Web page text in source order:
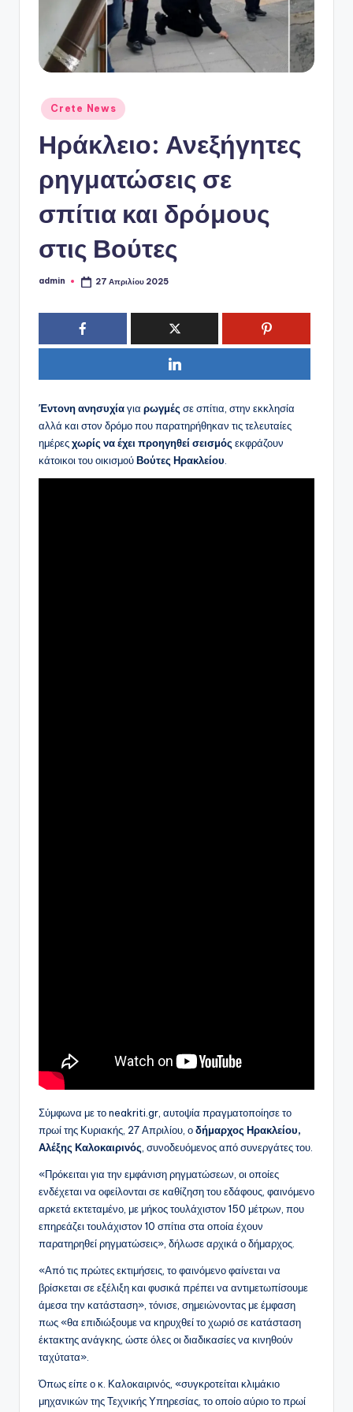
Αναρτήθηκε
σε
Crete News
Ηράκλειο: Ανεξήγητες
ρηγματώσεις σε
σπίτια και δρόμους
στις Βούτες
Συγγραφέας:
admin 27 Απριλίου 2025
Έντονη ανησυχίαγια ρωγμές σε σπίτια, στην εκκλησία
αλλά και στον δρόμο που παρατηρήθηκαν τις τελευταίες
ημέρεςχωρίς να έχει προηγηθεί σεισμός εκφράζουν
κάτοικοι του οικισμούΒούτες Ηρακλείου
Σύμφωνα με το neakriti.gr, αυτοψία πραγματοποίησε το
πρωί της Κυριακής, 27 Απριλίου, οδήμαρχος Ηρακλείου,
Αλέξης Καλοκαιρινός , συνοδευόμενος από συνεργάτες του.
«Πρόκειται για την εμφάνιση ρηγματώσεων, οι οποίες
ενδέχεται να οφείλονται σε καθίζηση του εδάφους, φαινόμενο
αρκετά εκτεταμένο, με μήκος τουλάχιστον 150 μέτρων, που
επηρεάζει τουλάχιστον 10 σπίτια στα οποία έχουν
παρατηρηθεί ρηγματώσεις», δήλωσε αρχικά ο δήμαρχος.
«Από τις πρώτες εκτιμήσεις, το φαινόμενο φαίνεται να
βρίσκεται σε εξέλιξη και φυσικά πρέπει να αντιμετωπίσουμε
άμεσα την κατάσταση», τόνισε, σημειώνοντας με έμφαση
πως «θα επιδιώξουμε να κηρυχθεί το χωριό σε κατάσταση
έκτακτης ανάγκης, ώστε όλες οι διαδικασίες να κινηθούν
ταχύτατα».
Όπως είπε ο κ. Καλοκαιρινός, «συγκροτείται κλιμάκιο
μηχανικών της Τεχνικής Υπηρεσίας, το οποίο αύριο το πρωί